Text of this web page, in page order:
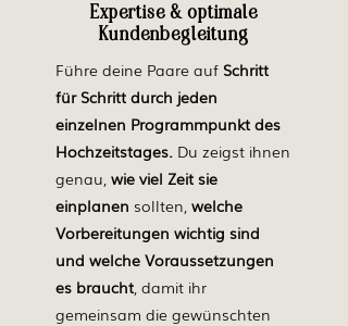
Expertise & optimale
Kundenbegleitung
Führe deine Paare auf Schritt
für Schritt durch jeden
einzelnen Programmpunkt des
Hochzeitstages. Du zeigst ihnen
genau, wie viel Zeit sie
einplanen sollten, welche
Vorbereitungen wichtig sind
und welche Voraussetzungen
es braucht, damit ihr
gemeinsam die gewünschten